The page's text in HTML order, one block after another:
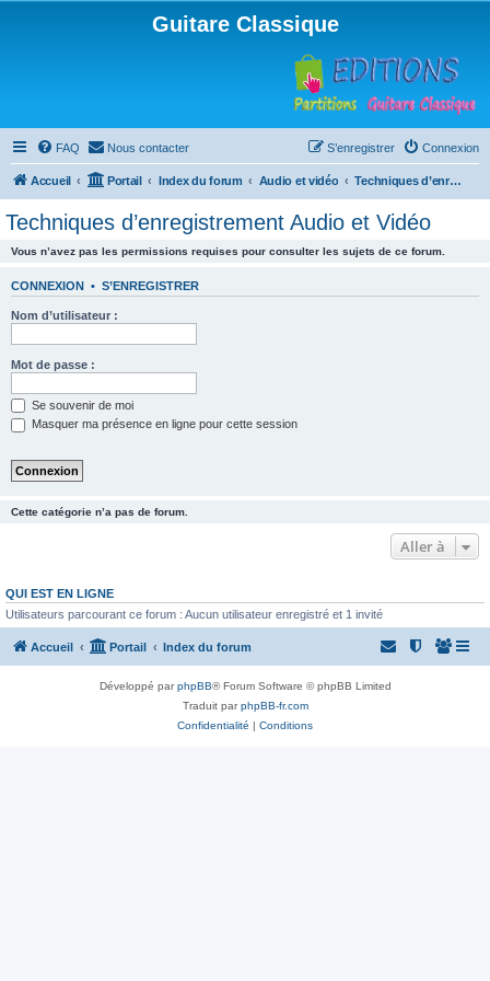
Guitare Classique
FAQ Nous contacter Connexion
S’enregistrer
Accueil Portail Index du forum Audio et vidéo Techniques d’enregistrement Audio et Vidéo
Techniques d’enregistrement Audio et Vidéo
Vous n’avez pas les permissions requises pour consulter les sujets de ce forum.
CONNEXION • S’ENREGISTRER
Nom d’utilisateur :
Mot de passe :
Se souvenir de moi
Masquer ma présence en ligne pour cette session
Cette catégorie n’a pas de forum.
Aller à
QUI EST EN LIGNE
Utilisateurs parcourant ce forum : Aucun utilisateur enregistré et 1 invité
Accueil Portail Index du forum
Développé parphpBB® Forum Software © phpBB Limited
Traduit parphpBB-fr.com
Confidentialité | Conditions